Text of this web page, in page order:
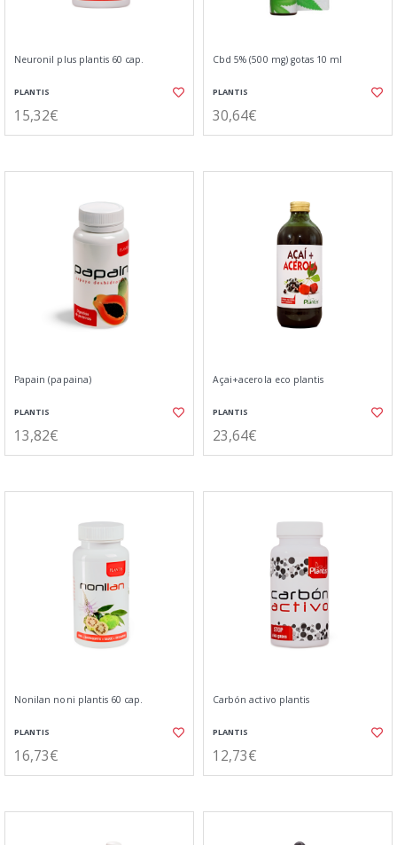
Neuronil plus plantis 60 cap.
PLANTIS
15,32€
Cbd 5% (500 mg) gotas 10 ml
PLANTIS
30,64€
Papain (papaina)
PLANTIS
13,82€
Açai+acerola eco plantis
PLANTIS
23,64€
Nonilan noni plantis 60 cap.
PLANTIS
16,73€
Carbón activo plantis
PLANTIS
12,73€